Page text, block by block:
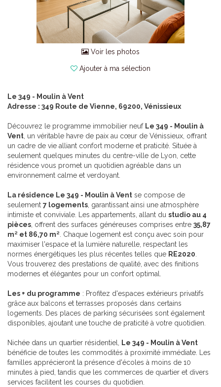
Voir les photos
Ajouter à ma sélection
Le 349 - Moulin à Vent
Adresse : 349 Route de Vienne, 69200, Vénissieux
Découvrez le programme immobilier neuf Le 349 - Moulin à
Vent, un véritable havre de paix au cœur de Vénissieux, offrant
un cadre de vie alliant confort moderne et praticité. Située à
seulement quelques minutes du centre-ville de Lyon, cette
résidence vous promet un quotidien agréable dans un
environnement calme et verdoyant.
La résidence Le 349 - Moulin à Vent se compose de
seulement 7 logements, garantissant ainsi une atmosphère
intimiste et conviviale. Les appartements, allant du studio au 4
pièces, offrent des surfaces généreuses comprises entre 35,87
m² et 86,70 m². Chaque logement est conçu avec soin pour
maximiser l'espace et la lumière naturelle, respectant les
normes énergétiques les plus récentes telles que RE2020.
Vous trouverez des prestations de qualité, avec des finitions
modernes et élégantes pour un confort optimal.
Les + du programme : Profitez d'espaces extérieurs privatifs
grâce aux balcons et terrasses proposés dans certains
logements. Des places de parking sécurisées sont également
disponibles, ajoutant une touche de praticité à votre quotidien.
Nichée dans un quartier résidentiel, Le 349 - Moulin à Vent
bénéficie de toutes les commodités à proximité immédiate. Les
familles apprécieront la présence d'écoles à moins de 10
minutes à pied, tandis que les commerces de quartier et divers
services facilitent les courses du quotidien.